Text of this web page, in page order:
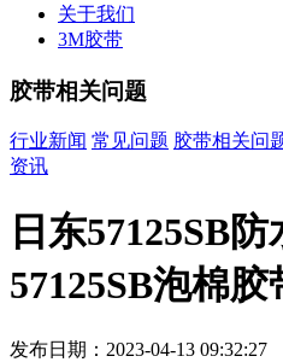
关于我们
3M胶带
胶带相关问题
行业新闻 常见问题 胶带相关问
资讯
日东57125SB防
57125SB泡棉
发布日期：2023-04-13 09:32:27